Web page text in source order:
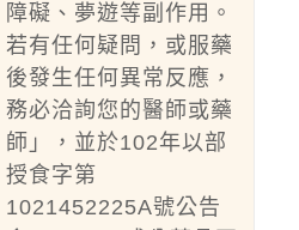
障礙、夢遊等副作用。
若有任何疑問，或服藥
後發生任何異常反應，
務必洽詢您的醫師或藥
師」，並於102年以部
授食字第
1021452225A號公告